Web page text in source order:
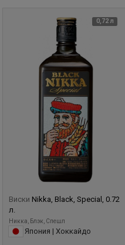
0,72 л
Виски Nikka, Black, Special, 0.72
л.
Никка, Блэк, Спешл
Япония | Хоккайдо